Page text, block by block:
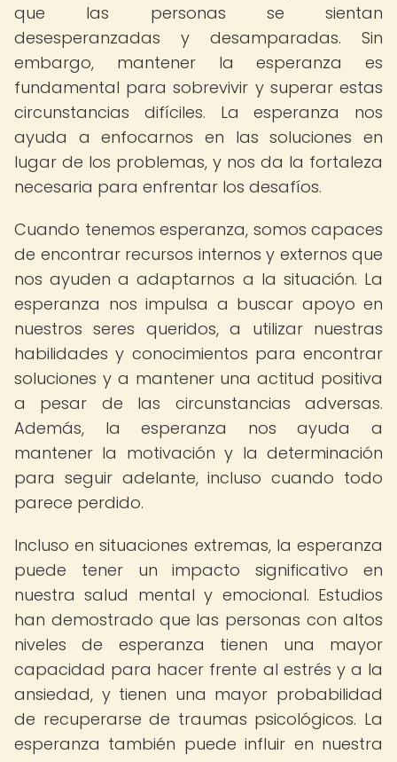
que las personas se sientan
desesperanzadas y desamparadas. Sin
embargo, mantener la esperanza es
fundamental para sobrevivir y superar estas
circunstancias difíciles. La esperanza nos
ayuda a enfocarnos en las soluciones en
lugar de los problemas, y nos da la fortaleza
necesaria para enfrentar los desafíos.
Cuando tenemos esperanza, somos capaces
de encontrar recursos internos y externos que
nos ayuden a adaptarnos a la situación. La
esperanza nos impulsa a buscar apoyo en
nuestros seres queridos, a utilizar nuestras
habilidades y conocimientos para encontrar
soluciones y a mantener una actitud positiva
a pesar de las circunstancias adversas.
Además, la esperanza nos ayuda a
mantener la motivación y la determinación
para seguir adelante, incluso cuando todo
parece perdido.
Incluso en situaciones extremas, la esperanza
puede tener un impacto significativo en
nuestra salud mental y emocional. Estudios
han demostrado que las personas con altos
niveles de esperanza tienen una mayor
capacidad para hacer frente al estrés y a la
ansiedad, y tienen una mayor probabilidad
de recuperarse de traumas psicológicos. La
esperanza también puede influir en nuestra